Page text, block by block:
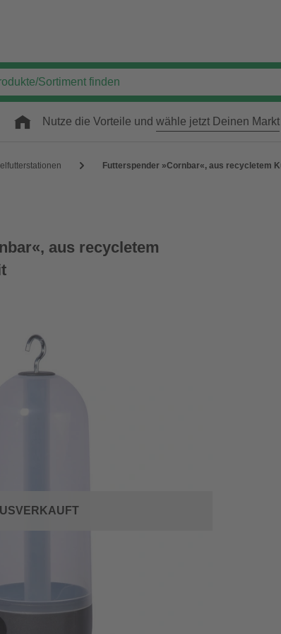
Nutze die Vorteile und wähle jetzt Deinen Markt
Futterspender »Cornbar«, aus recycletem
aus recycletem